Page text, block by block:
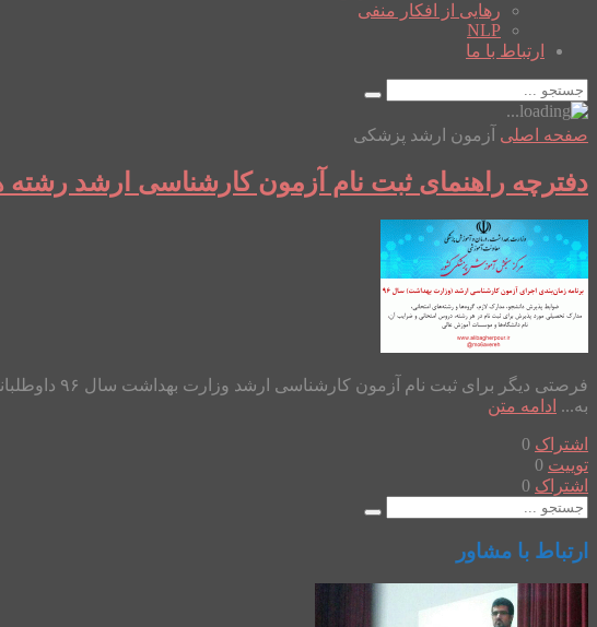
رهایی از افکار منفی
NLP
ارتباط با ما
صفحه اصلی آزمون ارشد پزشکی
دفترچه راهنمای ثبت نام آزمون کارشناسی ارشد رشته
به... ادامه متن
اشتراک 0
توییت 0
اشتراک 0
ارتباط با مشاور